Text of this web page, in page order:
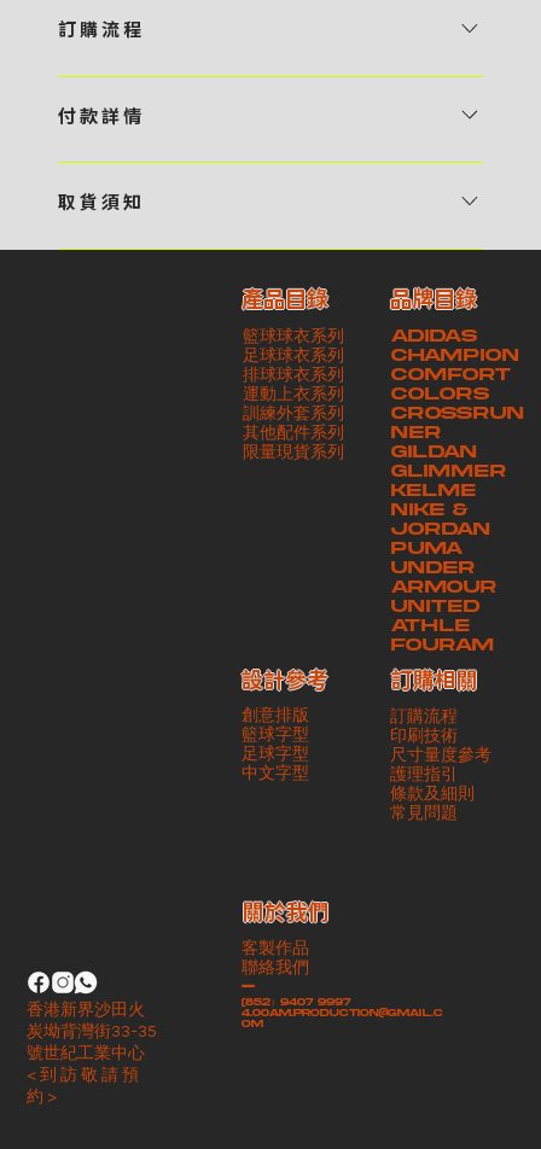
訂 購 流 程
預 約 〉，參看官網上的商品目錄和作品照片去選擇心儀的款式，同時可
報價 貴客可透過電郵方式或 WhatsApp 平台提交定製資料，4AM 團
相關價目，貴客最終確認後將獲取正式完整單據，請安排繳付貨款訂金以
啟動貨品製作 4 / 商品印製 訂金核實後，4AM 團隊將隨即開始製作 5
/ 貨品提取 商品製作完成後，4AM 團隊將聯絡貴客安排貨款餘額及提取
貨品。貴客可選擇最適合的付款方式以及取貨安排
付 款 詳 情
・ Payme ・ 現金機入數 ・ 銀行櫃檯入數 ・ ATM自動櫃員機轉帳 ・
交易單據。如貴客欲更改電郵地址，請與 4AM 團隊聯絡 - 貴客的付款
記錄可透過電郵 或 WhatsApp平台（ 請註明訂單編號 ）交予4AM 團
隊核實有關款項 - 任何轉帳或換匯交易手續費等額外費用，一概不歸屬
本公司之責任 - 貴客請於收獲本公司正式訂購單據後 3 個工作天內安排
付款。如未能按期繳付所需款項，貴客須緻交因逾期所衍生之額外行政費
取 貨 須 知
請與4AM團隊職員聯絡預約取貨時間｜​ ・ GoGoVan ｜即日完成配送
服務｜運費由貴客現金支付司機｜ ・ 順豐速運 ｜貨件運送需要多於2－
3個工作天｜到付｜​ - 貴客請於貨品可取日起之 10 個工作天內安排提取
貨品，如逾期未取，本公司將不予保存相關貨品。有關貨款訂金將不予歸
還，貴客仍須負責貨款餘額 - 貴客請於收貨時小心核對貨品數量及檢查
貨品品質 - 基於 S.F. Express / GoGoVan 等託運商為第三方服務，
本公司將保證貨品安全到達第三方手中。如第三方在運送過程中引致任何
有關貨品之遺失、損毀、誤投或運送延誤，本公司一律不負責
產品目錄
籃球球衣系列
足球球衣系列
排球球衣系列
運動上衣系列
訓練外套系列
其他配件系列
​限量現貨系列
ADIDAS
CHAMPION
COMFORT
COLORS
CROSSRUN
NER
GILDAN
GLIMMER
KELME
NIKE &
JORDAN
PUMA
UNDER
ARMOUR
UNITED
ATHLE
FOURAM
品牌目錄
創意排版
籃球字型
足球字型
​中文字型
設計參考
訂購流程
印刷技術
尺寸量度參考
護理指引
條款及細則
​常見問題
訂購相關
客製作品
聯絡我們
-
(852）9407 9997
4.00am.production@gmail.c
om
​關於我們
香港新界沙田火
炭坳背灣街33-35
號世紀工業中心
< 到 訪 敬 請 預
約 >